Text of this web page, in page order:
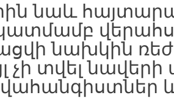
նաև
նախկին
չի տվել